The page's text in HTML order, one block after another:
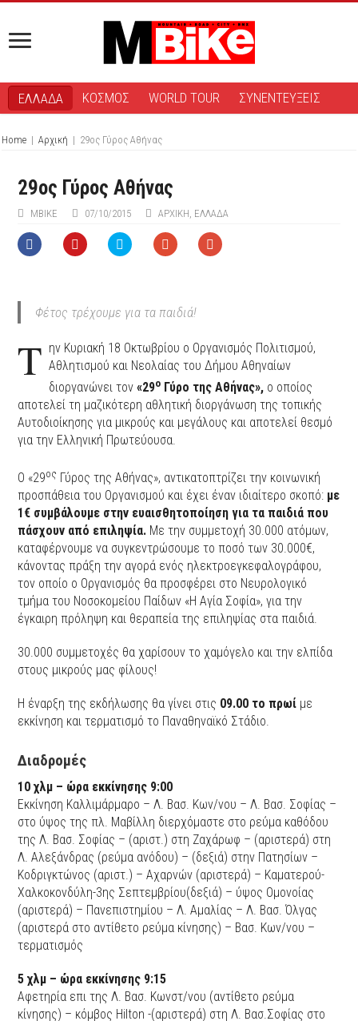
ΕΛΛΑΔΑ ΚΟΣΜΟΣ WORLD TOUR ΣΥΝΕΝΤΕΥΞΕΙΣ
Home | Αρχική | 29ος Γύρος Αθήνας
29ος Γύρος Αθήνας
MBIKE 07/10/2015 ΑΡΧΙΚΉ ΕΛΛΑΔΑ
Φέτος τρέχουμε για τα παιδιά!
Τ ην Κυριακή 18 Οκτωβρίου ο Οργανισμός Πολιτισμού,
Αθλητισμού και Νεολαίας του Δήμου Αθηναίων
διοργανώνει τον«29ο Γύρο της Αθήνας», ο οποίος
αποτελεί τη μαζικότερη αθλητική διοργάνωση της τοπικής
Αυτοδιοίκησης για μικρούς και μεγάλους και αποτελεί θεσμό
για την Ελληνική Πρωτεύουσα.
Ο «29ος Γύρος της Αθήνας», αντικατοπτρίζει την κοινωνική
προσπάθεια του Οργανισμού και έχει έναν ιδιαίτερο σκοπό: με
1€ συμβάλουμε στην ευαισθητοποίηση για τα παιδιά που
πάσχουν από επιληψία. Με την συμμετοχή 30.000 ατόμων,
καταφέρνουμε να συγκεντρώσουμε το ποσό των 30.000€,
κάνοντας πράξη την αγορά ενός ηλεκτροεγκεφαλογράφου,
τον οποίο ο Οργανισμός θα προσφέρει στο Νευρολογικό
τμήμα του Νοσοκομείου Παίδων «Η Αγία Σοφία», για την
έγκαιρη πρόληψη και θεραπεία της επιληψίας στα παιδιά.
30.000 συμμετοχές θα χαρίσουν το χαμόγελο και την ελπίδα
στους μικρούς μας φίλους!
Η έναρξη της εκδήλωσης θα γίνει στις 09.00 το πρωί με
εκκίνηση και τερματισμό το Παναθηναϊκό Στάδιο.
Διαδρομές
10 χλμ – ώρα εκκίνησης 9:00
Eκκίνηση Καλλιμάρμαρο – Λ. Βασ. Κων/νου – Λ. Βασ. Σοφίας –
στο ύψος της πλ. Μαβίλλη διερχόμαστε στο ρεύμα καθόδου
της Λ. Βασ. Σοφίας – (αριστ.) στη Ζαχάρωφ – (αριστερά) στη
Λ. Αλεξάνδρας (ρεύμα ανόδου) – (δεξιά) στην Πατησίων –
Κοδριγκτώνος (αριστ.) – Αχαρνών (αριστερά) – Καματερού-
Χαλκοκονδύλη-3ης Σεπτεμβρίου(δεξιά) – ύψος Ομονοίας
(αριστερά) – Πανεπιστημίου – Λ. Αμαλίας – Λ. Βασ. Όλγας
(αριστερά στο αντίθετο ρεύμα κίνησης) – Βασ. Κων/νου –
τερματισμός
5 χλμ – ώρα εκκίνησης 9:15
Αφετηρία επι της Λ. Βασ. Κωνστ/νου (αντίθετο ρεύμα
κίνησης) – κόμβος Hilton -(αριστερά) στη Λ. Βασ.Σοφίας στο